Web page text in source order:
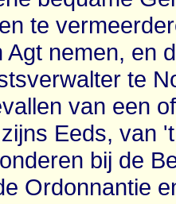
te
Agt nemen, en
te
van een
Eeds, van
bij de
Ordonnantie